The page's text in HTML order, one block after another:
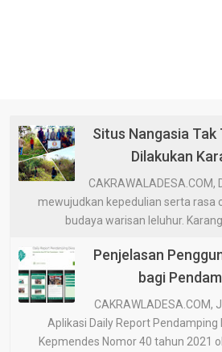
Situs Nangasia Tak
Dilakukan
mewujudkan kepedulian serta rasa
budaya warisan leluhur. Karang
Penjelasan
bagi
CAKRAWLADESA.COM,
Aplikasi Daily Report Pendamping
Kepmendes Nomor 40 tahun 2021